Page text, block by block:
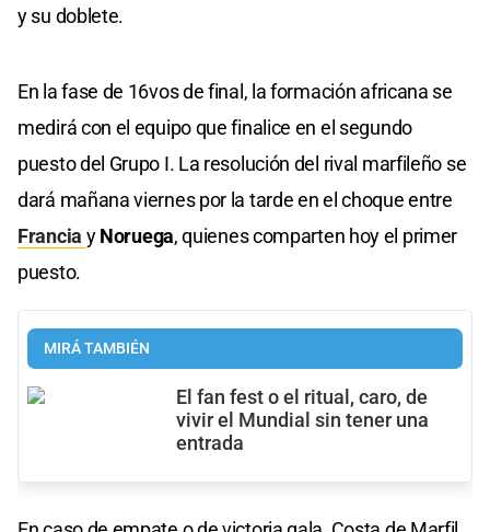
y su doblete.
En la fase de 16vos de final, la formación africana se
medirá con el equipo que finalice en el segundo
puesto del Grupo I. La resolución del rival marfileño se
dará mañana viernes por la tarde en el choque entre
Francia yNoruega, quienes comparten hoy el primer
puesto.
MIRÁ TAMBIÉN
El fan fest o el ritual, caro, de
vivir el Mundial sin tener una
entrada